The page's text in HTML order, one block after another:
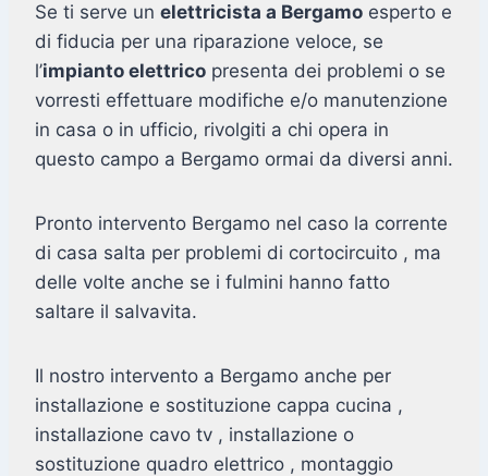
Se ti serve un elettricista a Bergamo esperto e
di fiducia per una riparazione veloce, se
l’impianto elettrico presenta dei problemi o se
vorresti effettuare modifiche e/o manutenzione
in casa o in ufficio, rivolgiti a chi opera in
questo campo a Bergamo ormai da diversi anni.
Pronto intervento Bergamo nel caso la corrente
di casa salta per problemi di cortocircuito , ma
delle volte anche se i fulmini hanno fatto
saltare il salvavita.
Il nostro intervento a Bergamo anche per
installazione e sostituzione cappa cucina ,
installazione cavo tv , installazione o
sostituzione quadro elettrico , montaggio